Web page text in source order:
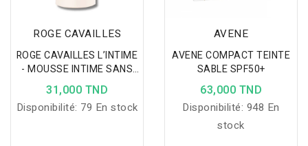
ROGE CAVAILLES
ROGE CAVAILLES L’INTIME
- MOUSSE INTIME SANS
RINÇAGE EXTRA DOUX
100ML
31,000 TND
Disponibilité: 79 En stock
AVENE
AVENE COMPACT TEINTE
SABLE SPF50+
63,000 TND
Disponibilité: 948 En
stock